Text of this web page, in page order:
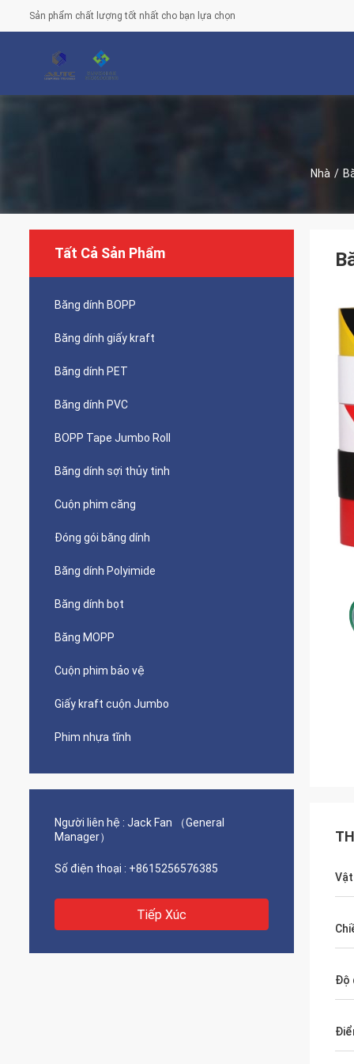
Sản phẩm chất lượng tốt nhất cho bạn lựa chọn
Nhà /
Tất Cả Sản Phẩm
Băng dính BOPP
Băng dính giấy kraft
Băng dính PET
Băng dính PVC
BOPP Tape Jumbo Roll
Băng dính sợi thủy tinh
Cuộn phim căng
Đóng gói băng dính
Băng dính Polyimide
Băng dính bọt
Băng MOPP
Cuộn phim bảo vệ
Giấy kraft cuộn Jumbo
Phim nhựa tĩnh
Người liên hệ : Jack Fan （General
Manager）
Số điện thoại : +8615256576385
Tiếp Xúc
Độ